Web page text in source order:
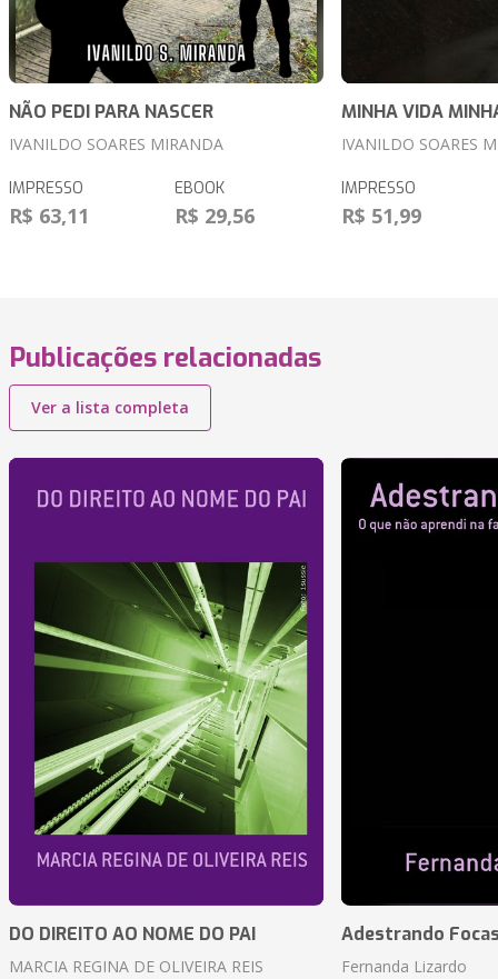
NÃO PEDI PARA NASCER
IVANILDO SOARES MIRANDA
IMPRESSO
R$ 63,11
EBOOK
R$ 29,56
MINHA VIDA
IVANILDO SOARES
IMPRESSO
R$ 51,99
Publicações relacionadas
Ver a lista completa
DO DIREITO AO NOME DO PAI
MARCIA REGINA DE OLIVEIRA REIS
Adestrando
Fernanda Lizardo